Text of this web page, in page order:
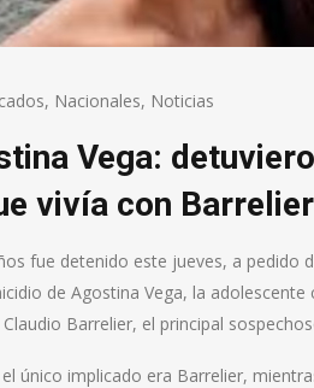
, Nacionales, Noticias
Vega:
vivía con Barrelier
fue detenido este jueves, a pedido
de Agostina Vega, la
Barrelier, el principal
único implicado era Barrelier,